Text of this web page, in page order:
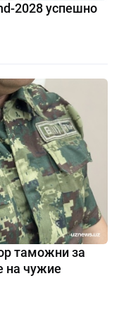
2028 успешно
таможни за
на чужие